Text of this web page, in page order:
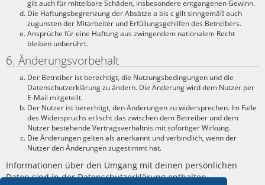
gilt auch für mittelbare Schäden, insbesondere entgangenen Gewinn.
Die Haftungsbegrenzung der Absätze a bis c gilt sinngemäß auch
zugunsten der Mitarbeiter und Erfüllungsgehilfen des Betreibers.
Ansprüche für eine Haftung aus zwingendem nationalem Recht
bleiben unberührt.
6. Änderungsvorbehalt
Der Betreiber ist berechtigt, die Nutzungsbedingungen und die
Datenschutzerklärung zu ändern. Die Änderung wird dem Nutzer per
E-Mail mitgeteilt.
Der Nutzer ist berechtigt, den Änderungen zu widersprechen. Im Falle
des Widerspruchs erlischt das zwischen dem Betreiber und dem
Nutzer bestehende Vertragsverhältnis mit sofortiger Wirkung.
Die Änderungen gelten als anerkannt und verbindlich, wenn der
Nutzer den Änderungen zugestimmt hat.
Informationen über den Umgang mit deinen persönlichen
Daten sind in der Datenschutzerklärung enthalten.